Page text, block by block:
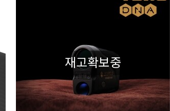
재고확보중